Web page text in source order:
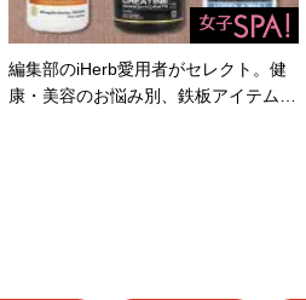
編集部のiHerb愛用者がセレクト。健
康・美容のお悩み別、鉄板アイテム…